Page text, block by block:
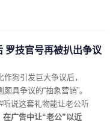
罗技官号再被扒出争议
狗引发巨大争议后，
具争议的“抽象营销”。
听说这套礼物能让老公听
在广告中让“老公”以近